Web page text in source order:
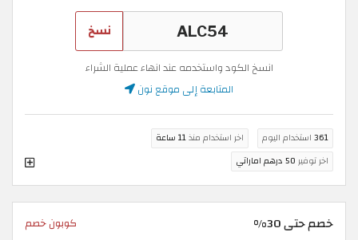
نسخ
انسخ الكود واستخدمه عند انهاء عملية الشراء
المتابعة إلى موقع نون
361 استخدام اليوم اخر استخدام منذ11 ساعة
اخر توفير 50 درهم اماراتي
خصم حتى 30% كوبون خصم